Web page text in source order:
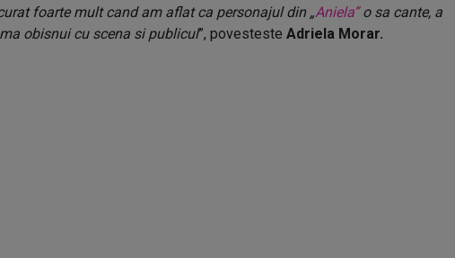
foarte mult cand am aflat ca personajul din „Aniela”o sa cante, a
obisnui cu scena si publicul”, povesteste Adriela Morar.